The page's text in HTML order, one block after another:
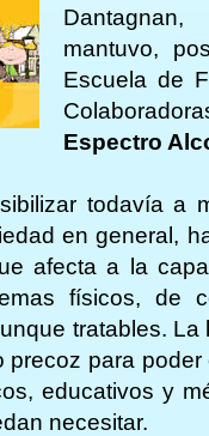
mantuvo,
Escuela de
Espectro
todavía a
en general,
afecta a la
físicos, de
tratables.
precoz para
educativos y
necesitar.